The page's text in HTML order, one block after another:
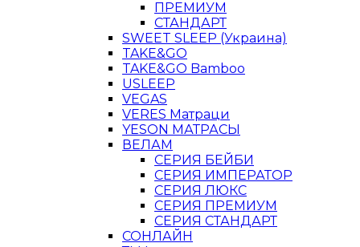
ПРЕМИУМ
СТАНДАРТ
SWEET SLEEP (Украина)
TAKE&GO
TAKE&GO Bamboo
USLEEP
VEGAS
VERES Матраци
YESON МАТРАСЫ
ВЕЛАМ
СЕРИЯ БЕЙБИ
СЕРИЯ ИМПЕРАТОР
СЕРИЯ ЛЮКС
СЕРИЯ ПРЕМИУМ
СЕРИЯ СТАНДАРТ
СОНЛАЙН